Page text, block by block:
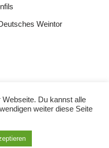
Weintor
Du kannst alle
weiter diese Seite